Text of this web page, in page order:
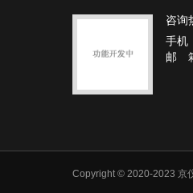
咨询
手机
邮
Copyright © 2020-2023 京